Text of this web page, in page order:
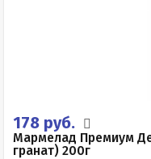
178 руб.
Мармелад Премиум
гранат) 200г